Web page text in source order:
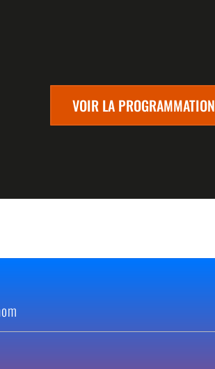
VOIR LA PROGRAMMATION